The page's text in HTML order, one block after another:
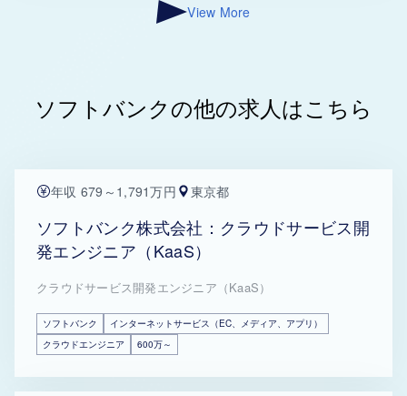
View More
ソフトバンクの他の求人はこちら
年収 679～1,791万円 東京都
ソフトバンク株式会社：クラウドサービス開
発エンジニア（KaaS）
クラウドサービス開発エンジニア（KaaS）
ソフトバンク
インターネットサービス（EC、メディア、アプリ）
クラウドエンジニア
600万～